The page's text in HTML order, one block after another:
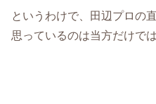
というわけで、田辺プロの
思っているのは当方だけで